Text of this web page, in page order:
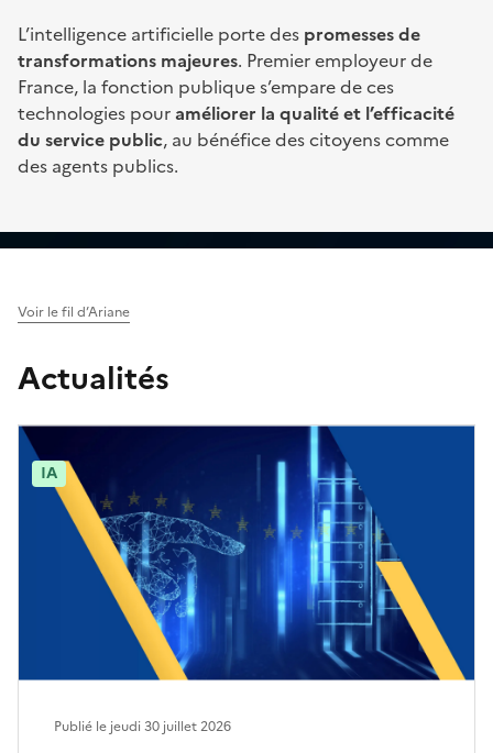
L’intelligence artificielle porte des promesses de
transformations majeures. Premier employeur de
France, la fonction publique s’empare de ces
technologies pouraméliorer la qualité et l’efficacité
du service public, au bénéfice des citoyens comme
des agents publics.
Voir le fil d’Ariane
Actualités
Publié le jeudi 30 juillet 2026
IA